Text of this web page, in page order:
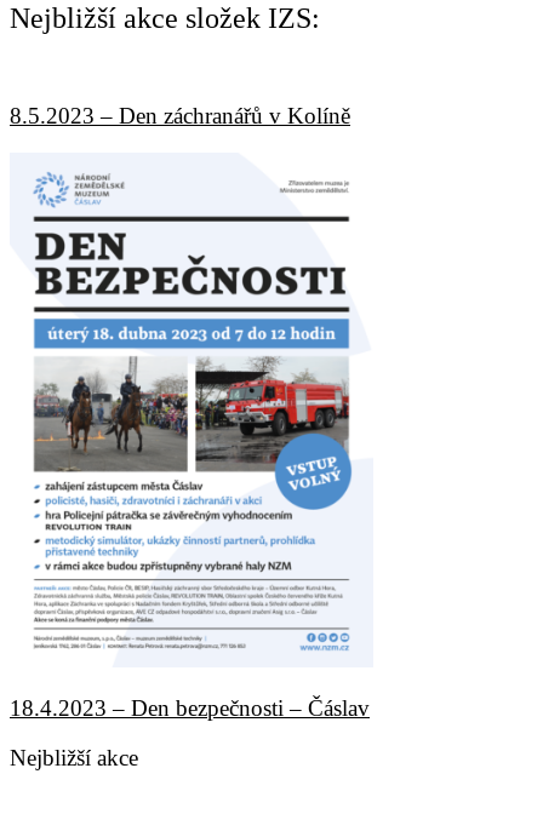
Nejbližší akce složek IZS:
8.5.2023 – Den záchranářů v Kolíně
18.4.2023 – Den bezpečnosti – Čáslav
Nejbližší akce